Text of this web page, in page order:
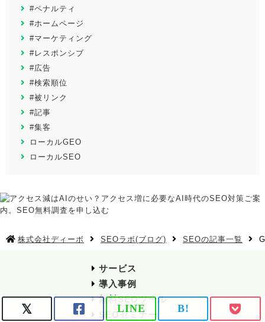
LINE B!
#ペナルティ
#ホームページ
#マーケティング
#レスポンシブ
#広告
#検索順位
#被リンク
#記事
#集客
ローカルGEO
ローカルSEO
株式会社ディーボ SEOラボ(ブログ) SEOの記事一覧
サービス
導入事例
無料SEOツール
SEOセミナー